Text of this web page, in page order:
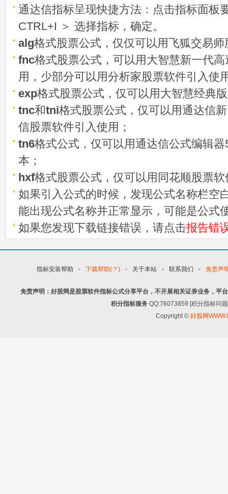
通达信指标呈现快捷方法：点击指标面板
CTRL+I ＞ 选择指标，确定。
alg格式股票公式，仅仅可以用飞狐交易
fnc格式股票公式，可以用大智慧新一代
用，少部分可以用分析家股票软件引入使
exp格式股票公式，仅可以用大智慧经典
tnc和tni格式股票公式，仅可以用通达信
信股票软件引入使用；
tn6格式公式，仅可以用通达信公式编辑
本；
hxf格式股票公式，仅可以用同花顺股票
如果引入公式的时候，发现公式名称栏空
能出现公式名称并正常显示，可能是公式
如果您发现下载链接错误，请点击报告错
指标安装帮助 - 下载帮助(？) - 关于本站 - 联系我们 - 免责声
免责声明：好股网是股票软件指标公式分享平台，不开展相关证券业务，平
积分指标服务 QQ:76073859 [积分指标问
Copyright © 好股网